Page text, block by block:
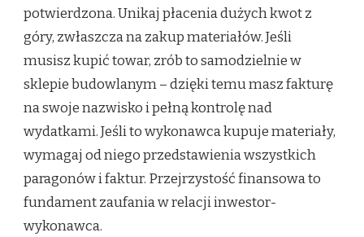
potwierdzona. Unikaj płacenia dużych kwot z
góry, zwłaszcza na zakup materiałów. Jeśli
musisz kupić towar, zrób to samodzielnie w
sklepie budowlanym – dzięki temu masz fakturę
na swoje nazwisko i pełną kontrolę nad
wydatkami. Jeśli to wykonawca kupuje materiały,
wymagaj od niego przedstawienia wszystkich
paragonów i faktur. Przejrzystość finansowa to
fundament zaufania w relacji inwestor-
wykonawca.